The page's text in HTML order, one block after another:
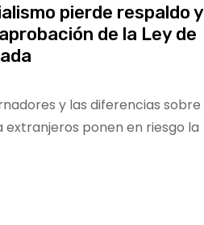
pierde respaldo y
de la Ley de
y las diferencias sobre
ponen en riesgo la